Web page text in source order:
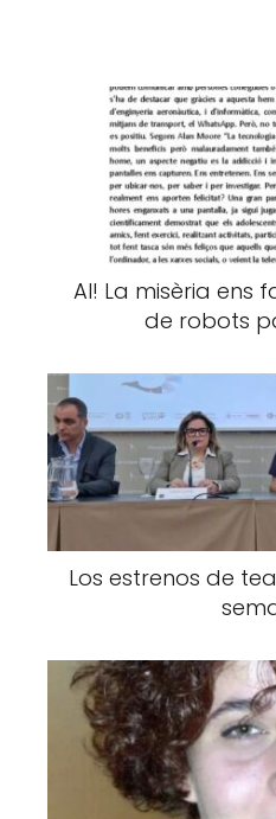
AI! La misèria ens
de robots
Los estrenos de